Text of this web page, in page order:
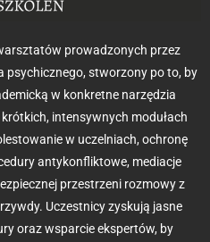
prowadzonych przez
stworzony po to, by
w konkretne narzędzia
intensywnych modułach
w uczelniach, ochronę
antykonfliktowe, mediacje
przestrzeni rozmowy z
Uczestnicy zyskują jasne
oraz wsparcie ekspertów, by